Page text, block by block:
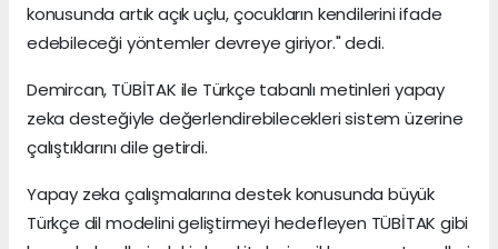
konusunda artık açık uçlu, çocukların kendilerini ifade
edebileceği yöntemler devreye giriyor." dedi.
Demircan, TÜBİTAK ile Türkçe tabanlı metinleri yapay
zeka desteğiyle değerlendirebilecekleri sistem üzerine
çalıştıklarını dile getirdi.
Yapay zeka çalışmalarına destek konusunda büyük
Türkçe dil modelini geliştirmeyi hedefleyen TÜBİTAK gibi